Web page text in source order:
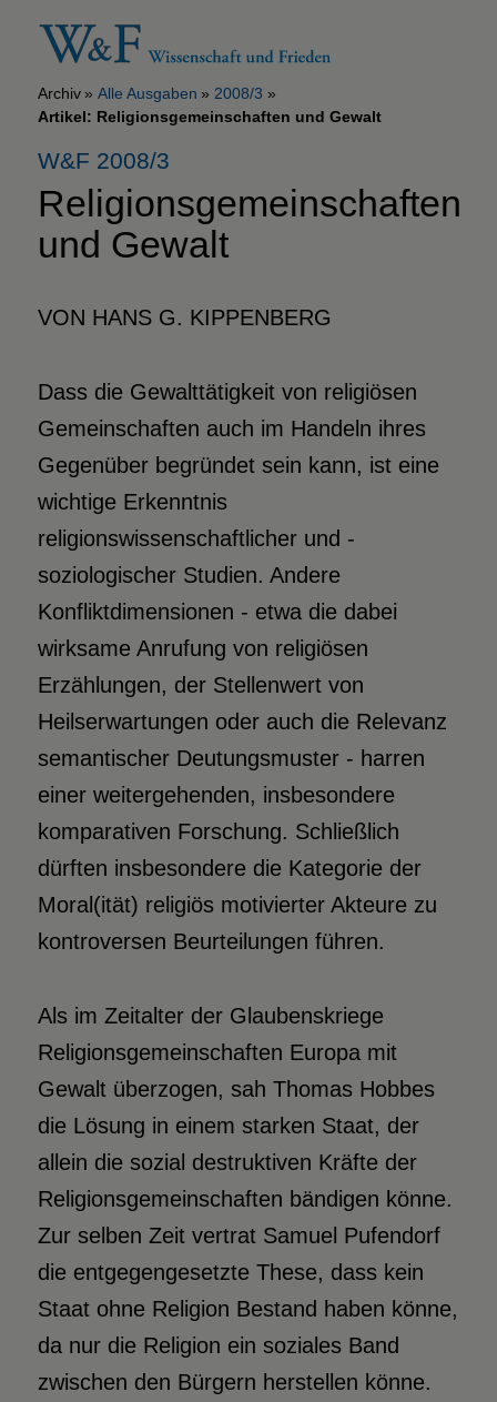
Archiv Alle Ausgaben
2008/3
Artikel: Religionsgemeinschaften und Gewalt
W&F 2008/3
Religionsgemeinschaften
und Gewalt
VON HANS G. KIPPENBERG
Dass die Gewalttätigkeit von religiösen
Gemeinschaften auch im Handeln ihres
Gegenüber begründet sein kann, ist eine
wichtige Erkenntnis
religionswissenschaftlicher und -
soziologischer Studien. Andere
Konfliktdimensionen - etwa die dabei
wirksame Anrufung von religiösen
Erzählungen, der Stellenwert von
Heilserwartungen oder auch die Relevanz
semantischer Deutungsmuster - harren
einer weitergehenden, insbesondere
komparativen Forschung. Schließlich
dürften insbesondere die Kategorie der
Moral(ität) religiös motivierter Akteure zu
kontroversen Beurteilungen führen.
Als im Zeitalter der Glaubenskriege
Religionsgemeinschaften Europa mit
Gewalt überzogen, sah Thomas Hobbes
die Lösung in einem starken Staat, der
allein die sozial destruktiven Kräfte der
Religionsgemeinschaften bändigen könne.
Zur selben Zeit vertrat Samuel Pufendorf
die entgegengesetzte These, dass kein
Staat ohne Religion Bestand haben könne,
da nur die Religion ein soziales Band
zwischen den Bürgern herstellen könne.